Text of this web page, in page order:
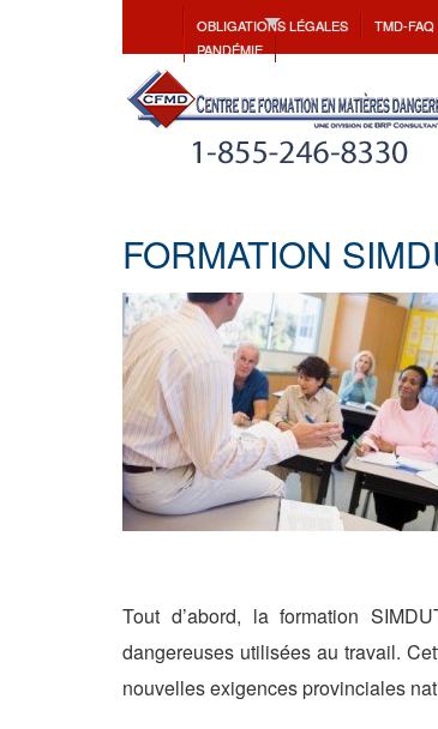
OBLIGATIONS LÉGALES TMD-FAQ
PANDÉMIE
FORMATION
Tout d’abord, la formation
dangereuses utilisées au travail.
nouvelles exigences provinciales